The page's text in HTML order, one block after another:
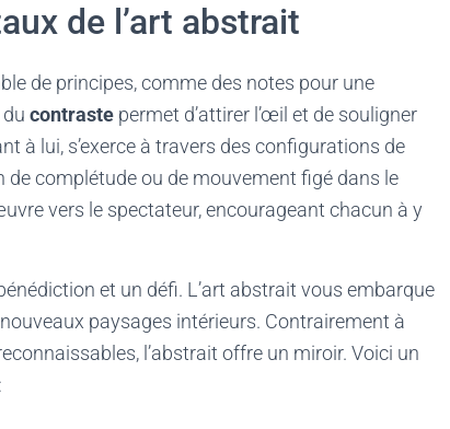
de l’art abstrait
de principes, comme des notes pour une
contraste permet d’attirer l’œil et de souligner
à lui, s’exerce à travers des configurations de
complétude ou de mouvement figé dans le
vers le spectateur, encourageant chacun à y
et un défi. L’art abstrait vous embarque
paysages intérieurs. Contrairement à
l’abstrait offre un miroir. Voici un